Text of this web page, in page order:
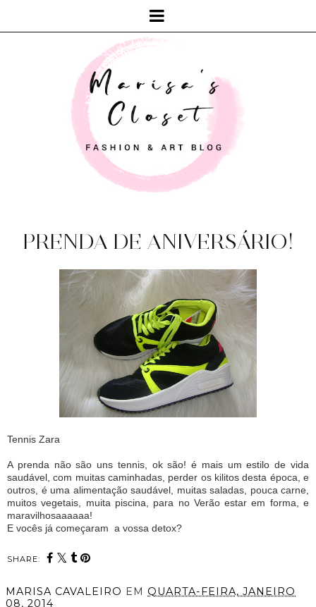
PRENDA DE ANIVERSÁRIO!
Tennis Zara
A prenda não são uns tennis, ok são! é mais um estilo de vida
saudável, com muitas caminhadas, perder os kilitos desta época, e
outros, é uma alimentação saudável, muitas saladas, pouca carne,
muitos vegetais, muita piscina, para no Verão estar em forma, e
maravilhosaaaaaa!
E vocês já começaram a vossa detox?
SHARE:
MARISA CAVALEIRO EM QUARTA-FEIRA, JANEIRO
08, 2014